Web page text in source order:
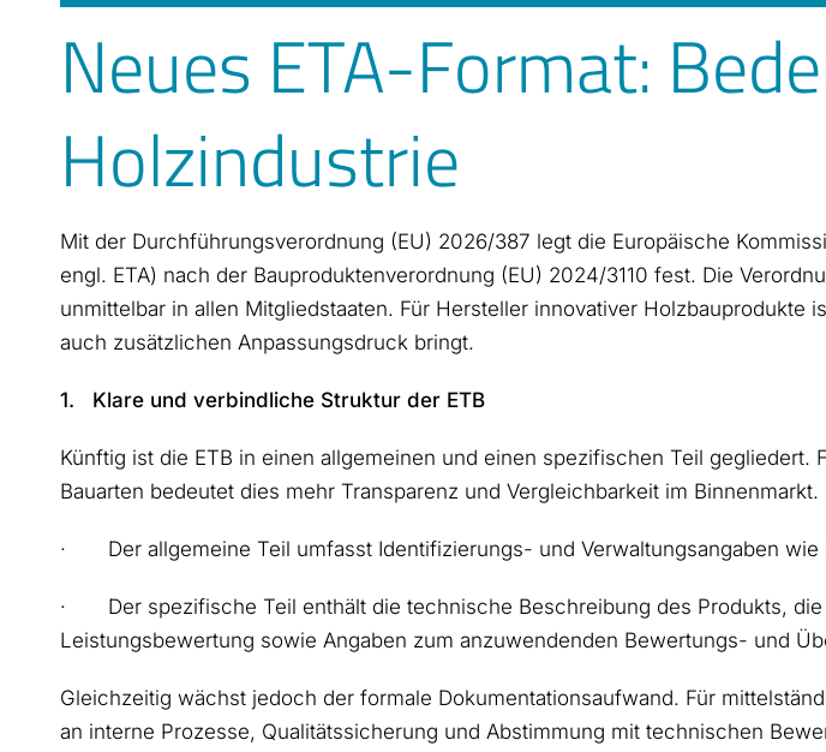
Neues ETA-Format:
Holzindustrie
Mit der Durchführungsverordnung (EU) 2026/387 legt die Europäische
engl. ETA) nach der Bauproduktenverordnung (EU) 2024/3110 fest. Die
unmittelbar in allen Mitgliedstaaten. Für Hersteller innovativer
auch zusätzlichen Anpassungsdruck bringt.
1. Klare und verbindliche Struktur der ETB
Künftig ist die ETB in einen allgemeinen und einen spezifischen Teil
Bauarten bedeutet dies mehr Transparenz und Vergleichbarkeit im Binnenmarkt.
· Der allgemeine Teil umfasst Identifizierungs- und Verwaltungsangaben wie
· Der spezifische Teil enthält die technische Beschreibung des Produkts,
Leistungsbewertung sowie Angaben zum anzuwendenden Bewertungs- und
Gleichzeitig wächst jedoch der formale Dokumentationsaufwand. Für
an interne Prozesse, Qualitätssicherung und Abstimmung mit technischen